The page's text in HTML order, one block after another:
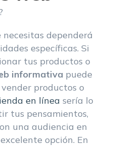
necesitas dependerá
específicas. Si
tus productos o
informativa puede
productos o
en línea sería lo
tus pensamientos,
una audiencia en
opción. En